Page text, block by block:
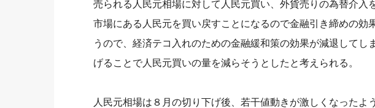
売られる人民元相場に対して人民元買い、外貨売りの為替介入
市場にある人民元を買い戻すことになるので金融引き締めの効
うので、経済テコ入れのための金融緩和策の効果が減退してし
げることで人民元買いの量を減らそうとしたと考えられる。
人民元相場は８月の切り下げ後、若干値動きが激しくなったよ